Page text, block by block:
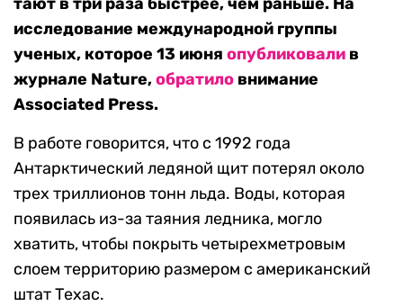
исследование международной группы
ученых, которое 13 июня опубликовали в
журнале Nature,обратило внимание
Associated Press.
В работе говорится, что с 1992 года
Антарктический ледяной щит потерял около
трех триллионов тонн льда. Воды, которая
появилась из-за таяния ледника, могло
хватить, чтобы покрыть четырехметровым
слоем территорию размером с американский
штат Техас.